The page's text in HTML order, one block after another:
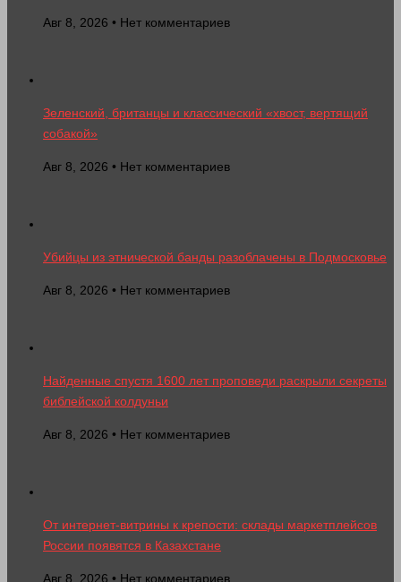
Авг 8, 2026 • Нет комментариев
Зеленский, британцы и классический «хвост, вертящий
собакой»
Авг 8, 2026 • Нет комментариев
Убийцы из этнической банды разоблачены в Подмосковье
Авг 8, 2026 • Нет комментариев
Найденные спустя 1600 лет проповеди раскрыли секреты
библейской колдуньи
Авг 8, 2026 • Нет комментариев
От интернет-витрины к крепости: склады маркетплейсов
России появятся в Казахстане
Авг 8, 2026 • Нет комментариев